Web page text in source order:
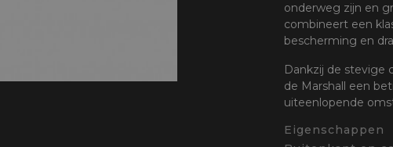
onderweg zijn en
combineert een
bescherming en
Dankzij de stevige
de Marshall een
uiteenlopende
Eigenschappen